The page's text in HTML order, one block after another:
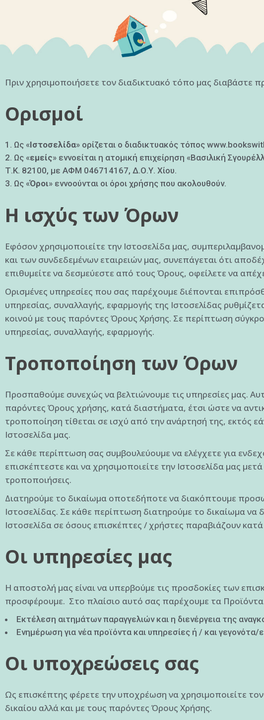
Πριν χρησιμοποιήσετε τον διαδικτυακό τόπο μας διαβάστε
Ορισμοί
Ως «Ιστοσελίδα» ορίζεται ο διαδικτυακός τόπος
Ως «εμείς» εννοείται η ατομική επιχείρηση «Βασιλική
Τ.Κ. 82100, με ΑΦΜ 046714167, Δ.Ο.Υ. Χίου.
Ως «Όροι» εννοούνται οι όροι χρήσης που ακολουθούν.
Η ισχύς των Όρων
Εφόσον χρησιμοποιείτε την Ιστοσελίδα μας,
και των συνδεδεμένων εταιρειών μας, συνεπάγεται ότι
επιθυμείτε να δεσμεύεστε από τους Όρους, οφείλετε να
Ορισμένες υπηρεσίες που σας παρέχουμε διέπονται
υπηρεσίας, συναλλαγής, εφαρμογής της Ιστοσελίδας
κοινού με τους παρόντες Όρους Χρήσης. Σε περίπτωση
υπηρεσίας, συναλλαγής, εφαρμογής.
Τροποποίηση των Όρων
Προσπαθούμε συνεχώς να βελτιώνουμε τις υπηρεσίες μας.
παρόντες Όρους χρήσης, κατά διαστήματα, έτσι ώστε να
τροποποίηση τίθεται σε ισχύ από την ανάρτησή της, εκτός
Ιστοσελίδα μας.
Σε κάθε περίπτωση σας συμβουλεύουμε να ελέγχετε για
επισκέπτεστε και να χρησιμοποιείτε την Ιστοσελίδα μας
τροποποιήσεις.
Διατηρούμε το δικαίωμα οποτεδήποτε να διακόπτουμε
Ιστοσελίδας. Σε κάθε περίπτωση διατηρούμε το δικαίωμα
Ιστοσελίδα σε όσους επισκέπτες / χρήστες παραβιάζουν
Οι υπηρεσίες μας
Η αποστολή μας είναι να υπερβούμε τις προσδοκίες των
προσφέρουμε. Στο πλαίσιο αυτό σας παρέχουμε τα
Εκτέλεση αιτημάτων παραγγελιών και η διενέργεια της
Ενημέρωση για νέα προϊόντα και υπηρεσίες ή / και
Οι υποχρεώσεις σας
Ως επισκέπτης φέρετε την υποχρέωση να χρησιμοποιείτε
δικαίου αλλά και με τους παρόντες Όρους Χρήσης.